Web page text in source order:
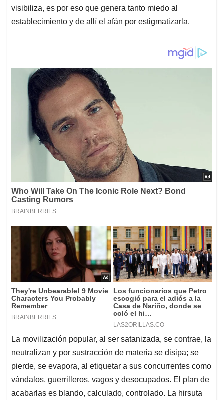
visibiliza, es por eso que genera tanto miedo al
establecimiento y de allí el afán por estigmatizarla.
La movilización popular, al ser satanizada, se contrae, la
neutralizan y por sustracción de materia se disipa; se
pierde, se evapora, al etiquetar a sus concurrentes como
vándalos, guerrilleros, vagos y desocupados. El plan de
acabarlas es blando, calculado, controlado. La hirsuta